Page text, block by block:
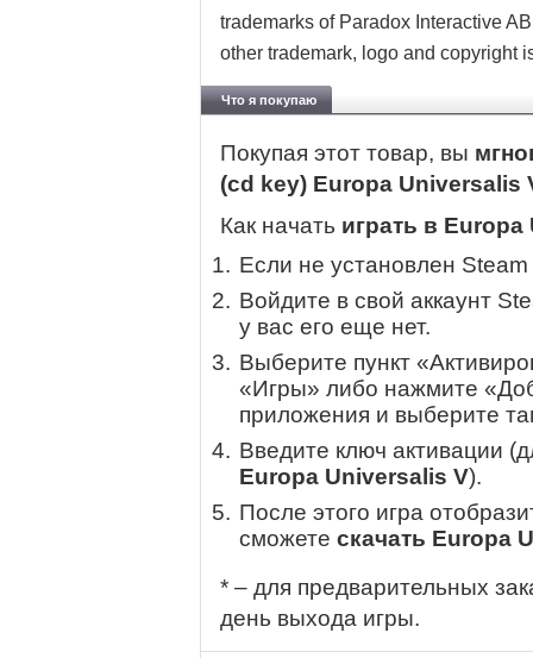
trademarks of Paradox Interactive
other trademark, logo and copyright
Что я покупаю
Покупая этот товар, вы
(cd key) Europa Universalis
Как начать играть в
Если не установлен
Войдите в свой аккаунт
у вас его еще нет.
Выберите пункт
«Игры» либо нажмите
приложения и выберите
Введите ключ активации
Europa Universalis V).
После этого игра
сможете скачать Europa
* – для предварительных
день выхода игры.